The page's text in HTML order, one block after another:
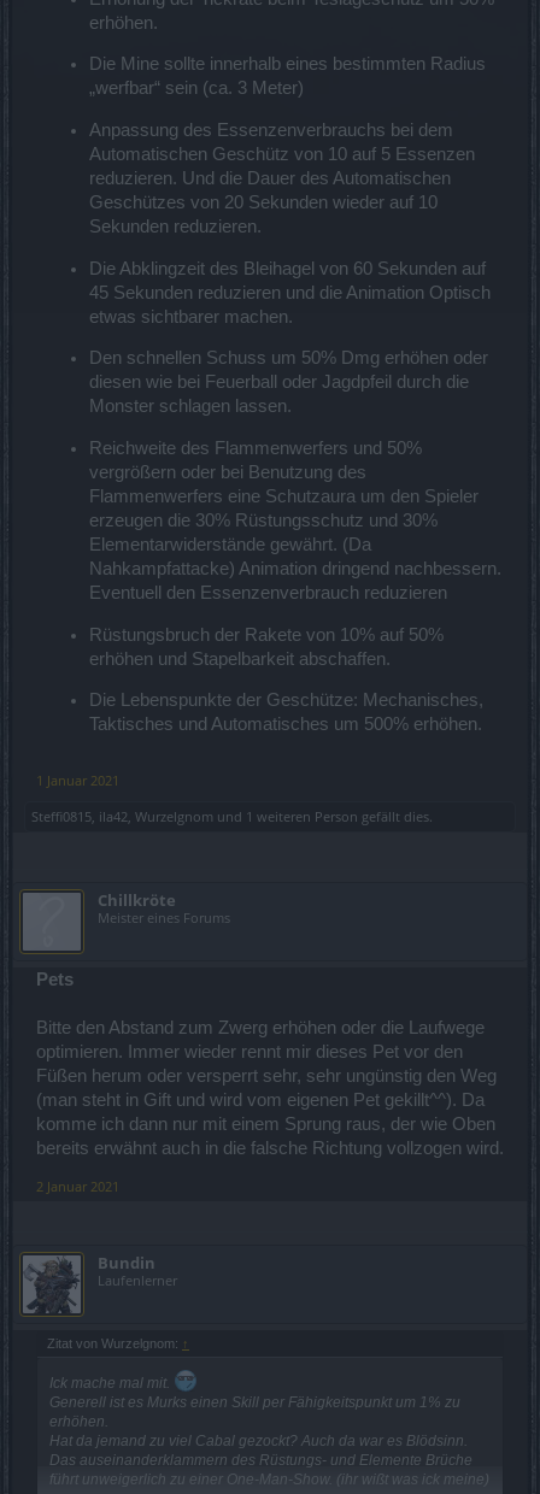
erhöhen.
Die Mine sollte innerhalb eines bestimmten Radius
„werfbar“ sein (ca. 3 Meter)
Anpassung des Essenzenverbrauchs bei dem
Automatischen Geschütz von 10 auf 5 Essenzen
reduzieren. Und die Dauer des Automatischen
Geschützes von 20 Sekunden wieder auf 10
Sekunden reduzieren.
Die Abklingzeit des Bleihagel von 60 Sekunden auf
45 Sekunden reduzieren und die Animation Optisch
etwas sichtbarer machen.
Den schnellen Schuss um 50% Dmg erhöhen oder
diesen wie bei Feuerball oder Jagdpfeil durch die
Monster schlagen lassen.
Reichweite des Flammenwerfers und 50%
vergrößern oder bei Benutzung des
Flammenwerfers eine Schutzaura um den Spieler
erzeugen die 30% Rüstungsschutz und 30%
Elementarwiderstände gewährt. (Da
Nahkampfattacke) Animation dringend nachbessern.
Eventuell den Essenzenverbrauch reduzieren
Rüstungsbruch der Rakete von 10% auf 50%
erhöhen und Stapelbarkeit abschaffen.
Die Lebenspunkte der Geschütze: Mechanisches,
Taktisches und Automatisches um 500% erhöhen.
1 Januar 2021
Steffi0815 ila42 Wurzelgnom und 1 weiteren Person gefällt dies.
Chillkröte
Meister eines Forums
Pets
Bitte den Abstand zum Zwerg erhöhen oder die Laufwege
optimieren. Immer wieder rennt mir dieses Pet vor den
Füßen herum oder versperrt sehr, sehr ungünstig den Weg
(man steht in Gift und wird vom eigenen Pet gekillt^^). Da
komme ich dann nur mit einem Sprung raus, der wie Oben
bereits erwähnt auch in die falsche Richtung vollzogen wird.
2 Januar 2021
Bundin
Laufenlerner
Zitat von Wurzelgnom: ↑
Ick mache mal mit.
Generell ist es Murks einen Skill per Fähigkeitspunkt um 1% zu
erhöhen.
Hat da jemand zu viel Cabal gezockt? Auch da war es Blödsinn.
Das auseinanderklammern des Rüstungs- und Elemente Brüche
führt unweigerlich zu einer One-Man-Show. (ihr wißt was ick meine)